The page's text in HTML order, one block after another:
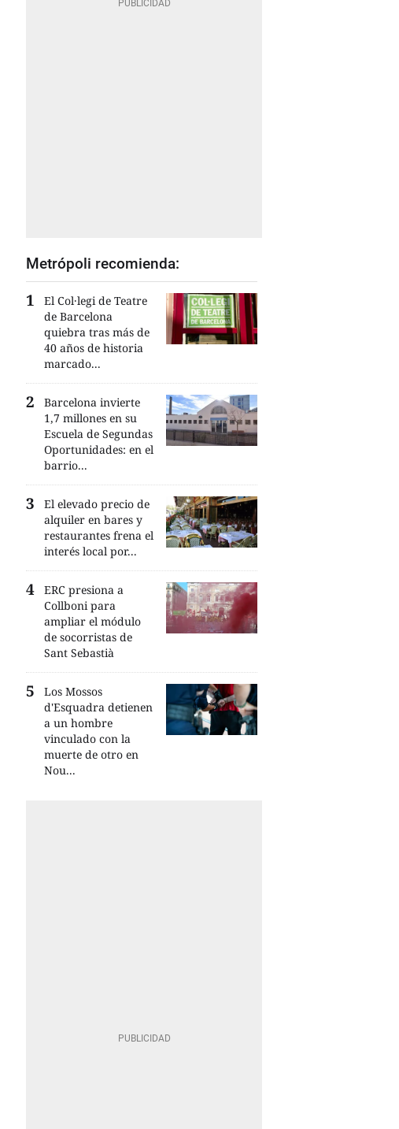
Metrópoli recomienda:
El Col·legi de Teatre
de Barcelona
quiebra tras más de
40 años de historia
marcado...
Barcelona invierte
1,7 millones en su
Escuela de Segundas
Oportunidades: en el
barrio...
El elevado precio de
alquiler en bares y
restaurantes frena el
interés local por...
ERC presiona a
Collboni para
ampliar el módulo
de socorristas de
Sant Sebastià
Los Mossos
d'Esquadra detienen
a un hombre
vinculado con la
muerte de otro en
Nou...